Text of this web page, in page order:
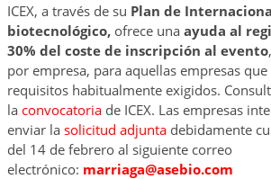
ICEX, a través de su Plan de
biotecnológico, ofrece una ayuda al
30% del coste de inscripción al evento
por empresa, para aquellas empresas
requisitos habitualmente exigidos.
la convocatoria de ICEX. Las empresas
enviar la solicitud adjunta debidamente
del 14 de febrero al siguiente correo
electrónico: marriaga@asebio.com